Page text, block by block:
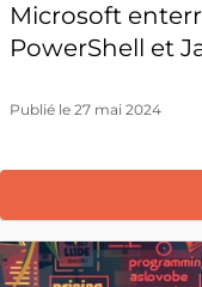
Microsoft
PowerShell et
Publié le 27 mai 2024